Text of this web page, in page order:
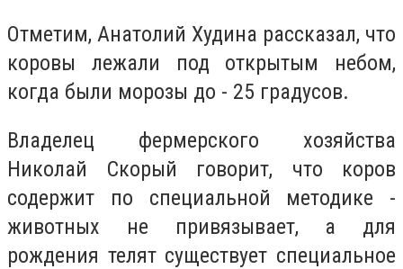
Отметим, Анатолий Худина рассказал, что
коровы лежали под открытым небом,
когда были морозы до - 25 градусов.
Владелец фермерского хозяйства
Николай Скорый говорит, что коров
содержит по специальной методике -
животных не привязывает, а для
рождения телят существует специальное